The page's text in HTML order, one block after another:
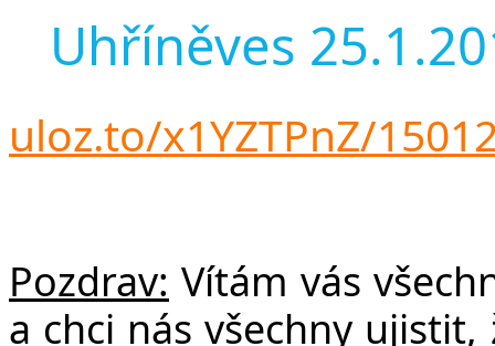
Uhříněves
uloz.to/x1YZTPnZ/
Pozdrav: Vítám vás
a chci nás všechny ujistit,